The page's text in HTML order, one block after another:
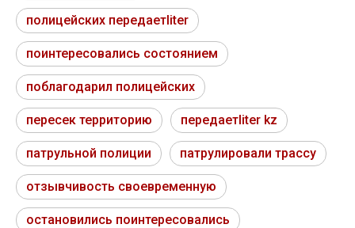
полицейских передаетliter
поинтересовались состоянием
поблагодарил полицейских
пересек территорию передаетliter kz
патрульной полиции патрулировали трассу
отзывчивость своевременную
остановились поинтересовались